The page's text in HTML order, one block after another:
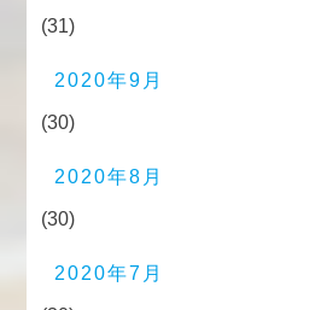
(31)
2020年9月
(30)
2020年8月
(30)
2020年7月